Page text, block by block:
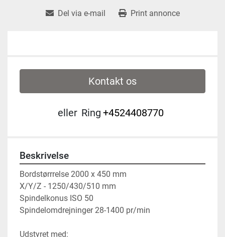
Del via e-mail Print annonce
Kontakt os
eller Ring +4524408770
Beskrivelse
Bordstørrrelse 2000 x 450 mm
X/Y/Z - 1250/430/510 mm
Spindelkonus ISO 50
Spindelomdrejninger 28-1400 pr/min
Udstyret med: